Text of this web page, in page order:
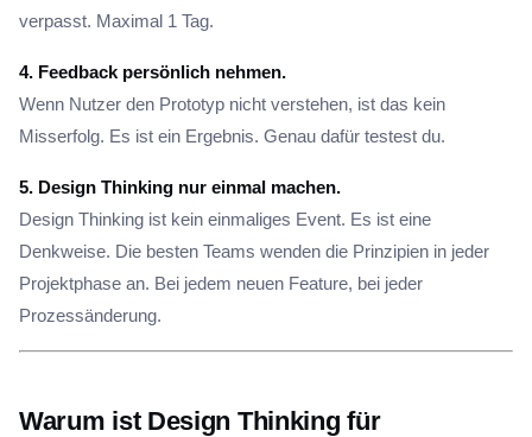
verpasst. Maximal 1 Tag.
4. Feedback persönlich nehmen.
Wenn Nutzer den Prototyp nicht verstehen, ist das kein
Misserfolg. Es ist ein Ergebnis. Genau dafür testest du.
5. Design Thinking nur einmal machen.
Design Thinking ist kein einmaliges Event. Es ist eine
Denkweise. Die besten Teams wenden die Prinzipien in jeder
Projektphase an. Bei jedem neuen Feature, bei jeder
Prozessänderung.
Warum ist Design Thinking für